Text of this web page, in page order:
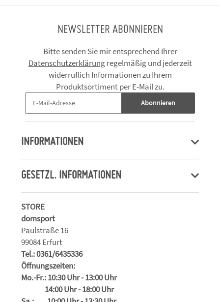
NEWSLETTER ABONNIEREN
Bitte senden Sie mir entsprechend Ihrer
Datenschutzerklärungregelmäßig und jederzeit
widerruflich Informationen zu Ihrem
Produktsortiment per E-Mail zu.
Abonnieren
INFORMATIONEN
GESETZL. INFORMATIONEN
STORE
domsport
Paulstraße 16
99084 Erfurt
Tel.: 0361/6435336
Öffnungszeiten:
Mo.-Fr.: 10:30 Uhr - 13:00 Uhr
14:00 Uhr - 18:00 Uhr